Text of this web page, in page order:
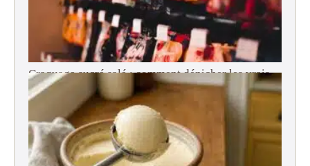
Craquage sucré salé : comment dénicher les vrais
snacks américains en France ?